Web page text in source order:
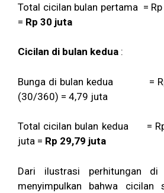
Total cicilan bulan pertama =
= Rp 30 juta
Cicilan di bulan kedua :
Bunga di bulan kedua = Rp
(30/360) = 4,79 juta
Total cicilan bulan kedua =
juta = Rp 29,79 juta
Dari ilustrasi perhitungan
menyimpulkan bahwa cicilan